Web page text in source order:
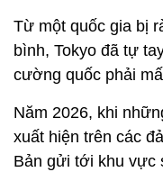
Từ một quốc gia bị
bình, Tokyo đã tự
cường quốc phải
Năm 2026, khi
xuất hiện trên các
Bản gửi tới khu vực